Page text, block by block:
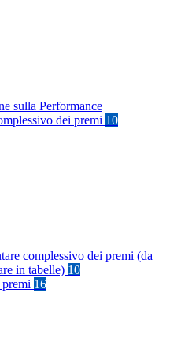
sulla Performance
dei premi 10
complessivo dei premi (da
in tabelle) 10
16